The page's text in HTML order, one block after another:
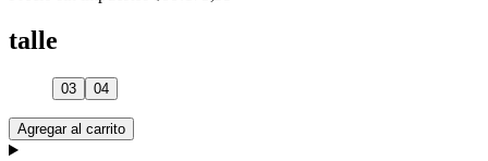
talle
03 04
Agregar al carrito